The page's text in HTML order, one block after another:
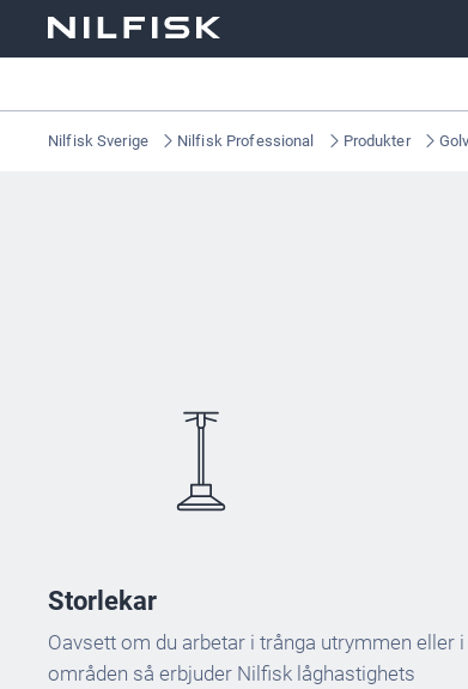
Nilfisk Sverige Nilfisk Professional Produkter
Storlekar
Oavsett om du arbetar i trånga utrymmen eller
områden så erbjuder Nilfisk låghastighets